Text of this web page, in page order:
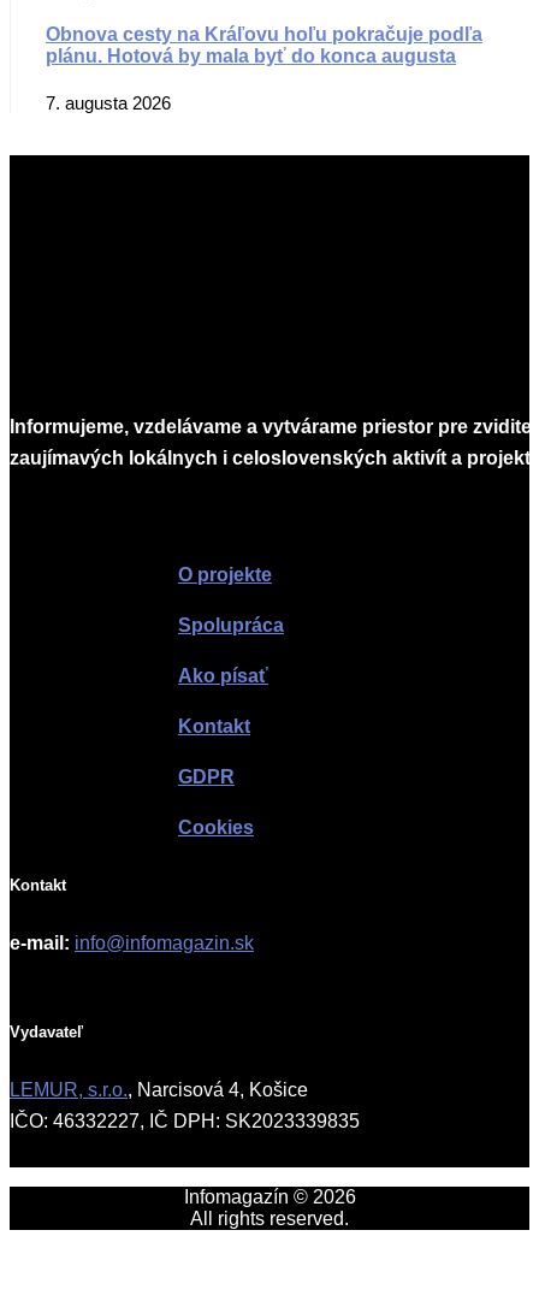
Obnova cesty na Kráľovu hoľu pokračuje podľa
plánu. Hotová by mala byť do konca augusta
7. augusta 2026
Informujeme, vzdelávame a vytvárame priestor pre
zaujímavých lokálnych i celoslovenských aktivít a
O projekte
Spolupráca
Ako písať
Kontakt
GDPR
Cookies
Kontakt
e-mail: info@infomagazin.sk
Vydavateľ
LEMUR, s.r.o., Narcisová 4, Košice
IČO: 46332227, IČ DPH: SK2023339835
Infomagazín © 2026
All rights reserved.